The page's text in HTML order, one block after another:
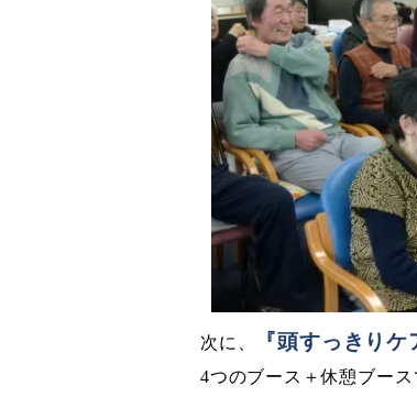
次に、 『頭すっきり
4つのブース＋休憩ブー